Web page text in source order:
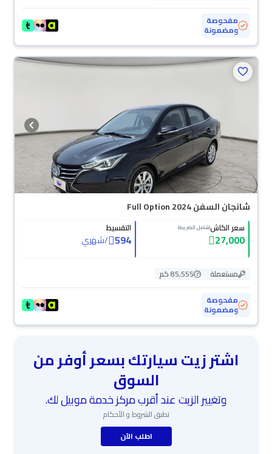
مفحوصة
ومضمونة
محجوزة
شانجان السفن Full Option 2024
سعر الكاش(شامل الضريبة)
27,000
التقسيط
594
/شهري
مستعملة
85,555 كم
مفحوصة
ومضمونة
اشتر زيت سيارتك بسعر أوفر من
السوق
وتغيير الزيت عند أقرب مركز خدمة موبيل لك.
تطبق الشروط و الأحكام
اطلب الآن